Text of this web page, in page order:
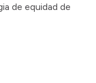
de equidad de